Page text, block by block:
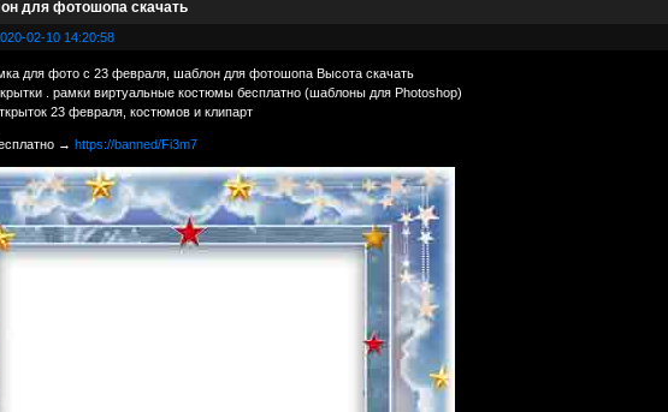
для фотошопа скачать
02-10 14:20:58
для фото с 23 февраля, шаблон для фотошопа Высота скачать
. рамки виртуальные костюмы бесплатно (шаблоны для Photoshop)
23 февраля, костюмов и клипарт
→https://banned/Fi3m7